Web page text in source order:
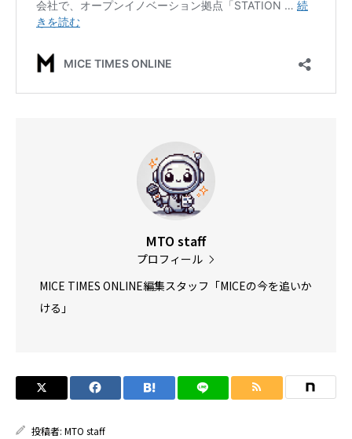
MTO staff
プロフィール
MICE TIMES ONLINE編集スタッフ「MICEの今を追いか
ける」
投稿者: MTO staff